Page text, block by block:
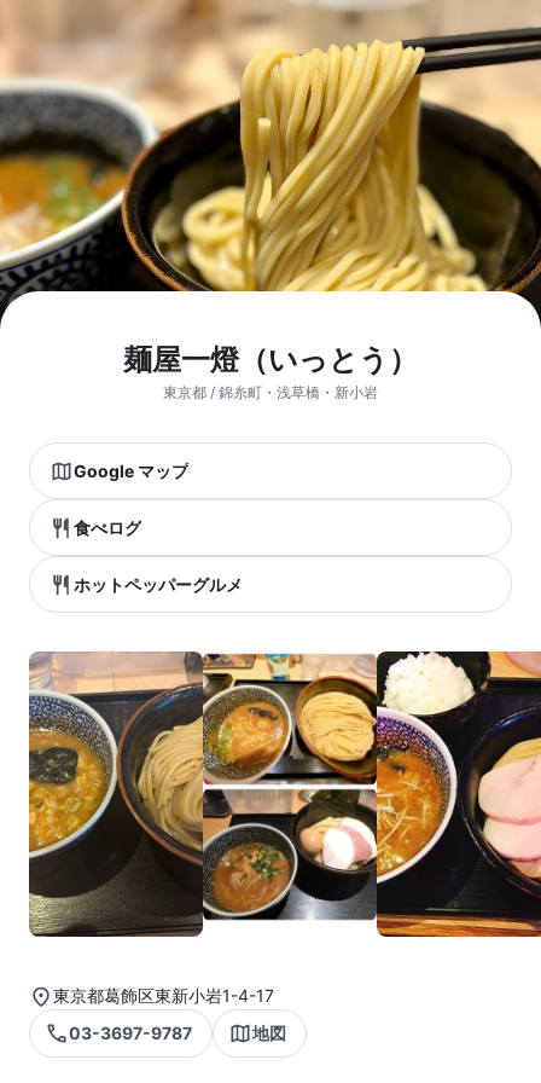
麺屋一燈（いっとう）
東京都 / 錦糸町・浅草橋・新小岩
Google マップ
食べログ
ホットペッパーグルメ
東京都葛飾区東新小岩1-4-17
03-3697-9787
地図